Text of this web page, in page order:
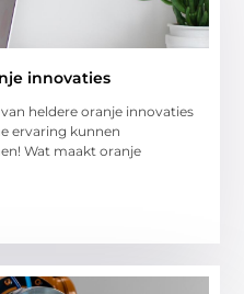
innovaties
heldere oranje innovaties
ervaring kunnen
Wat maakt oranje